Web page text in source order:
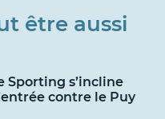
être aussi
Sporting s’incline
contre le Puy